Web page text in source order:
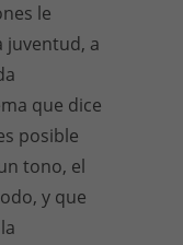
le
juventud, a
que dice
posible
tono, el
y que